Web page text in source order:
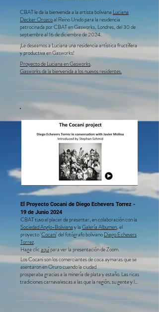
CBAT le da la bienvenida a la artista boliviana Luciana
Decker Orozcoal Reino Unido para la residencia
patrocinada por CBAT en Gasworks, Londres, del 30 de
septiembre al 16 de diciembre de 2024.
¡Le deseamos a Luciana una residencia artística fructífera
y productiva en Gasworks!
Proyecto de Luciana en Gasworks.
Gasworks da la bienvenida a los nuevos residentes.
El Proyecto Cocani de Diego Echevers Torrez -
19 de Junio 2024 ​​
CBAT tuvo el placer de presentar, en colaboración con la
Sociedad Anglo-Bolivianay laGaleríaAlbumen, el
proyecto 'Cocani' del fotógrafo bolivianoDiego Echevers
Torrez. ​
Haga clicaquípara ver la presentación de Zoom. ​ ​
Los Cocani son los comerciantes de coca aymaras que se
asentaron en Oruro cuando la ciudad
prosperaba gracias a la minería de plata y estaño. Las ricas
tradiciones carnavalescas a las que la región, su gente y la